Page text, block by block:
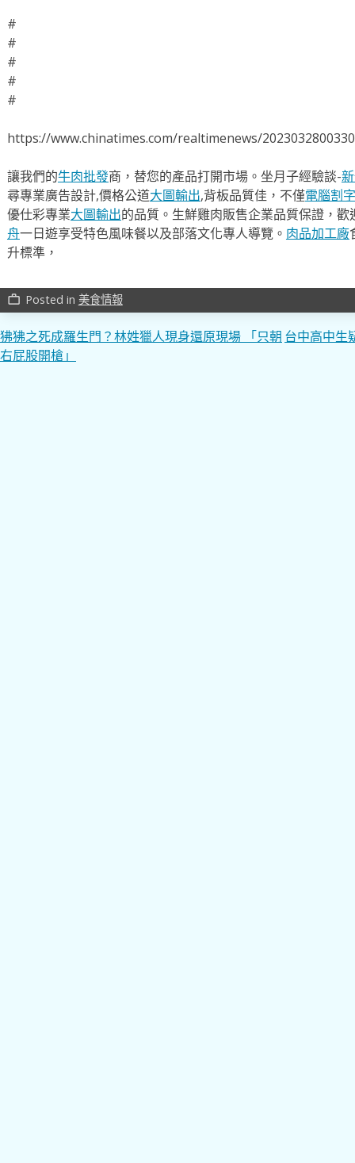
#
#
#
#
#
https://www.chinatimes.com/realtimenews/
讓我們的牛肉批發商，替您的產品打開市場。坐月子經驗談-
尋專業廣告設計,價格公道大圖輸出,背板品質佳，不僅電腦割字
優仕彩專業大圖輸出的品質。生鮮雞肉販售企業品質保證，歡
舟一日遊享受特色風味餐以及部落文化專人導覽。 肉品加工廠
升標準，
work_outline Posted in 美食情報
文
章
狒狒之死成羅生門？林姓獵人現身還原現場 「只朝
右屁股開槍」
台中高中生